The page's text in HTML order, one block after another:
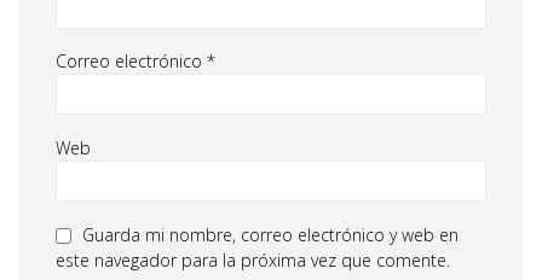
Correo electrónico *
Web
Guarda mi nombre, correo electrónico y web en
este navegador para la próxima vez que comente.